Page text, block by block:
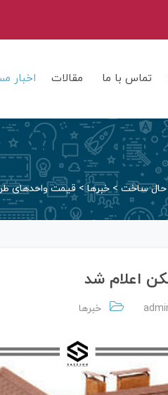
تماس با ما مقالات اخبار
>خبرها> قیمت واحدهای
اعلام شد
خبرها